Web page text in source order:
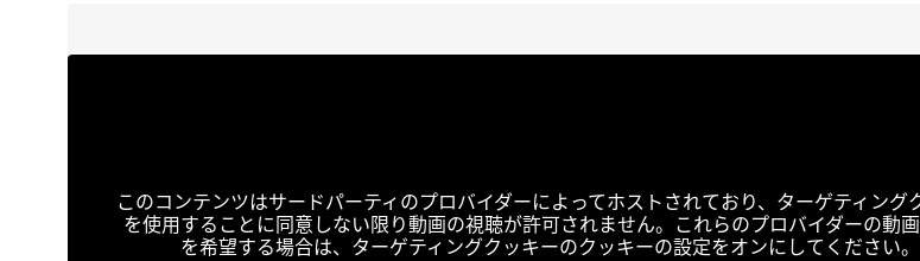
このコンテンツはサードパーティのプロバイダーによってホストされており、ターゲティング
を使用することに同意しない限り動画の視聴が許可されません。これらのプロバイダーの動
を希望する場合は、ターゲティングクッキーのクッキーの設定をオンにしてください。